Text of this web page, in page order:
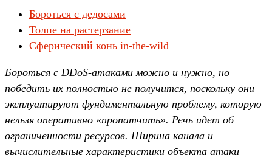
Бороться с дедосами
Толпе на растерзание
Сферический конь in-the-wild
Бороться с DDoS-атаками можно и нужно, но
победить их полностью не получится, поскольку они
эксплуатируют фундаментальную проблему, которую
нельзя оперативно «пропатчить». Речь идет об
ограниченности ресурсов. Ширина канала и
вычислительные характеристики объекта атаки